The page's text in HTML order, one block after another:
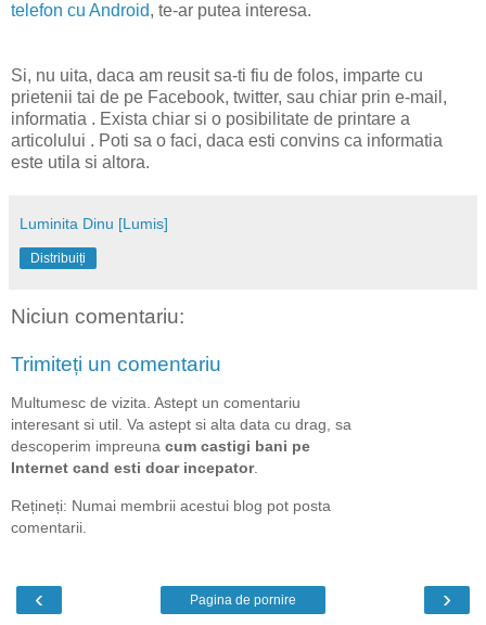
telefon cu Android, te-ar putea interesa.
Si, nu uita, daca am reusit sa-ti fiu de folos, imparte cu
prietenii tai de pe Facebook, twitter, sau chiar prin e-mail,
informatia . Exista chiar si o posibilitate de printare a
articolului . Poti sa o faci, daca esti convins ca informatia
este utila si altora.
Luminita Dinu [Lumis]
Distribuiți
Niciun comentariu:
Trimiteți un comentariu
Multumesc de vizita. Astept un comentariu
interesant si util. Va astept si alta data cu drag, sa
descoperim impreuna cum castigi bani pe
Internet cand esti doar incepator.
Rețineți: Numai membrii acestui blog pot posta
comentarii.
‹ ›
Pagina de pornire